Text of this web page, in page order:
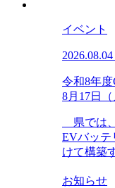
イベント
令和8年
8月17日
県では
EVバッテ
けて構築
お知らせ